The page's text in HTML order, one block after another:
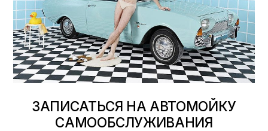
ЗАПИСАТЬСЯ НА АВТОМОЙКУ
САМООБСЛУЖИВАНИЯ